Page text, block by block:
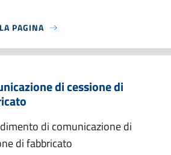
PAGINA
di cessione di
di comunicazione di
di fabbricato